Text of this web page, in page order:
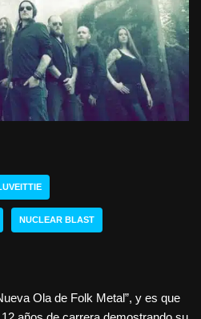
NUCLEAR BLAST
Ola de Folk Metal”, y es que